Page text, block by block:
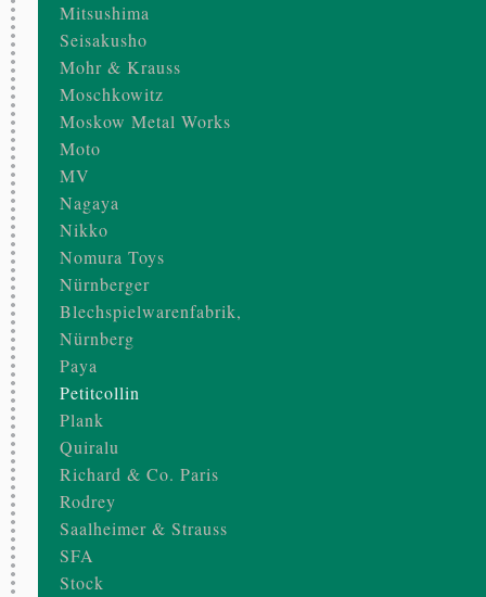
Mitsushima
Seisakusho
Mohr & Krauss
Moschkowitz
Moskow Metal Works
Moto
MV
Nagaya
Nikko
Nomura Toys
Nürnberger
Blechspielwarenfabrik,
Nürnberg
Paya
Petitcollin
Plank
Quiralu
Richard & Co. Paris
Rodrey
Saalheimer & Strauss
SFA
Stock